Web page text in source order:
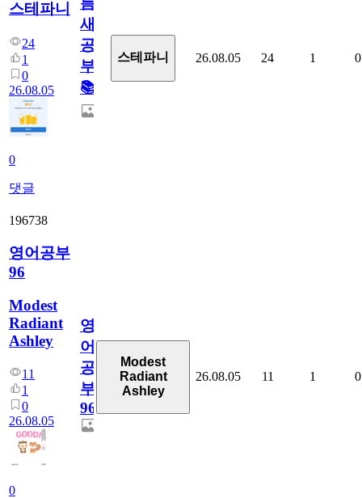
스테파니
24
1
0
26.08.05
0
댓글
새
공
부!
📚
스테파니 26.08.05 24 1 0
196738
영어공부
96
Modest
Radiant
Ashley
11
1
0
26.08.05
0
영
어
공
부
96
Modest
Radiant
Ashley
26.08.05 11 1 0